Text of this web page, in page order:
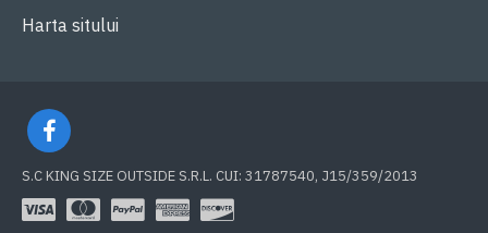
Harta sitului
S.C KING SIZE OUTSIDE S.R.L. CUI: 31787540, J15/359/2013